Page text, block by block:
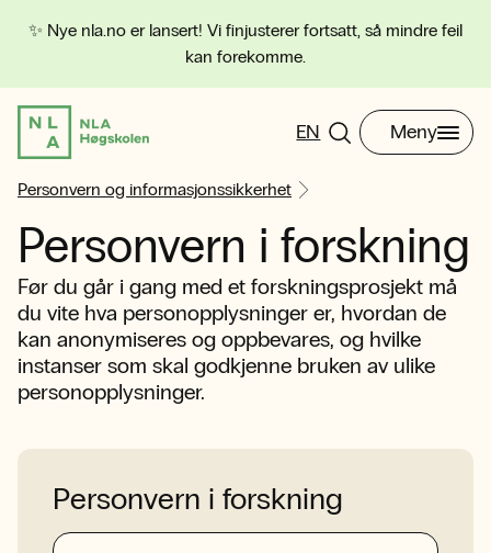
✨ Nye nla.no er lansert! Vi finjusterer fortsatt, så mindre feil
kan forekomme.
EN Meny
Personvern og informasjonssikkerhet
Personvern i forskning
Før du går i gang med et forskningsprosjekt må
du vite hva personopplysninger er, hvordan de
kan anonymiseres og oppbevares, og hvilke
instanser som skal godkjenne bruken av ulike
personopplysninger.
Personvern i forskning